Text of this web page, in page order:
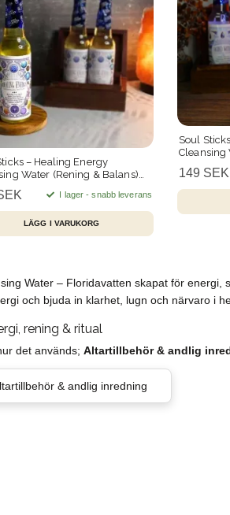
– Healing Energy
Water (Rening & Balans)
I lager - snabb leverans
Soul
Cleansing
149 SEK
Water – Floridavatten skapat för
och bjuda in klarhet, lugn och närvaro i
rening & ritual
det används; Altartillbehör & andlig
& andlig inredning